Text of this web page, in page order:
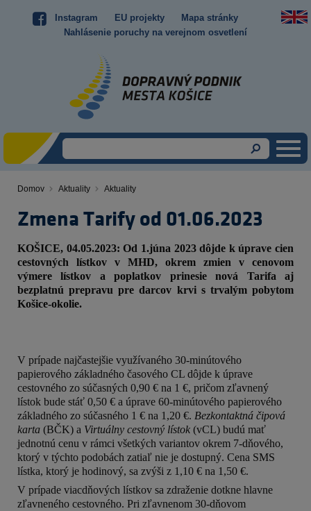
Instagram EU projekty
Mapa stránky
Nahlásenie poruchy na verejnom osvetlení
Domov Aktuality Aktuality
Zmena Tarify od 01.06.2023
Obsah
KOŠICE, 04.05.2023: Od 1.júna 2023 dôjde k úprave cien
cestovných lístkov v MHD, okrem zmien v cenovom
výmere lístkov a poplatkov prinesie nová Tarifa aj
bezplatnú prepravu pre darcov krvi s trvalým pobytom
Košice-okolie.
V prípade najčastejšie využívaného 30-minútového
papierového základného časového CL dôjde k úprave
cestovného zo súčasných 0,90 € na 1 €, pričom zľavnený
lístok bude stáť 0,50 € a úprave 60-minútového papierového
základného zo súčasného 1 € na 1,20 €. Bezkontaktná čipová
karta (BČK) a Virtuálny cestovný lístok (vCL) budú mať
jednotnú cenu v rámci všetkých variantov okrem 7-dňového,
ktorý v týchto podobách zatiaľ nie je dostupný. Cena SMS
lístka, ktorý je hodinový, sa zvýši z 1,10 € na 1,50 €.
V prípade viacdňových lístkov sa zdraženie dotkne hlavne
zľavneného cestovného. Pri zľavnenom 30-dňovom